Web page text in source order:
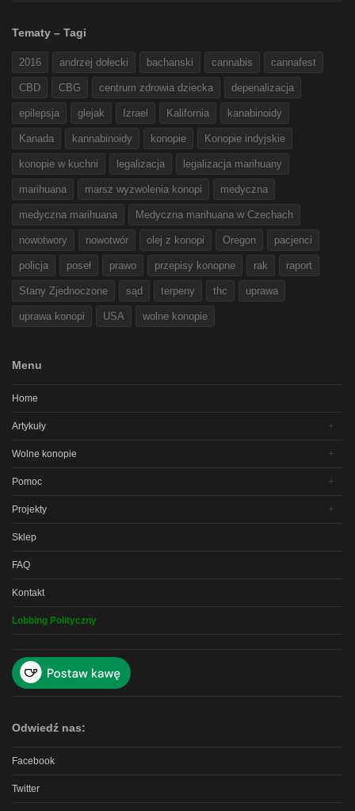
Tematy – Tagi
2016 andrzej dołecki bachanski cannabis cannafest
CBD CBG centrum zdrowia dziecka depenalizacja
epilepsja glejak Izrael Kalifornia kanabinoidy
Kanada kannabinoidy konopie Konopie indyjskie
konopie w kuchni legalizacja legalizacja marihuany
marihuana marsz wyzwolenia konopi medyczna
medyczna marihuana Medyczna marihuana w Czechach
nowotwory nowotwór olej z konopi Oregon pacjenci
policja poseł prawo przepisy konopne rak raport
Stany Zjednoczone sąd terpeny thc uprawa
uprawa konopi USA wolne konopie
Menu
Home
Artykuły
Wolne konopie
Pomoc
Projekty
Sklep
FAQ
Kontakt
Lobbing Polityczny
Odwiedź nas:
Facebook
Twitter